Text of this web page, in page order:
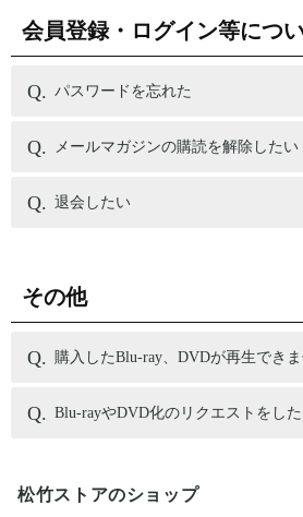
会員登録・ログイン等につ
パスワードを忘れた
メールマガジンの購読を解除したい
退会したい
その他
購入したBlu-ray、DVDが再生でき
Blu-rayやDVD化のリクエストをし
松竹ストアのショップ